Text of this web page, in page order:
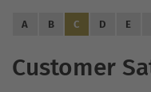
A B C D E
Customer